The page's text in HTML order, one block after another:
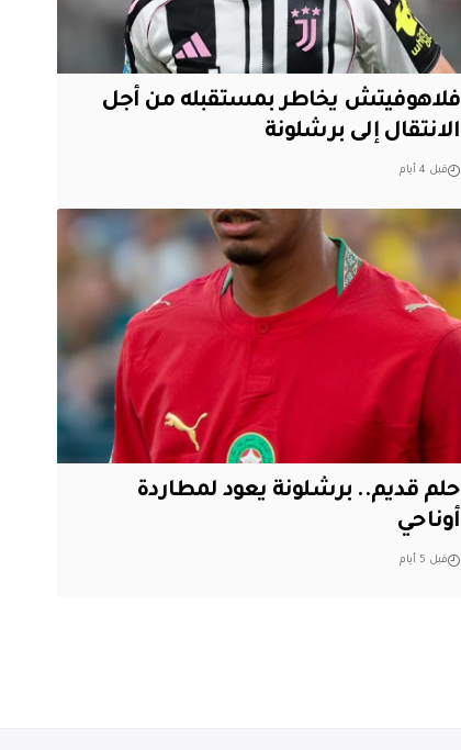
فلاهوفيتش يخاطر بمستقبله من أجل
الانتقال إلى برشلونة
قبل 4 أيام
حلم قديم.. برشلونة يعود لمطاردة
أوناحي
قبل 5 أيام